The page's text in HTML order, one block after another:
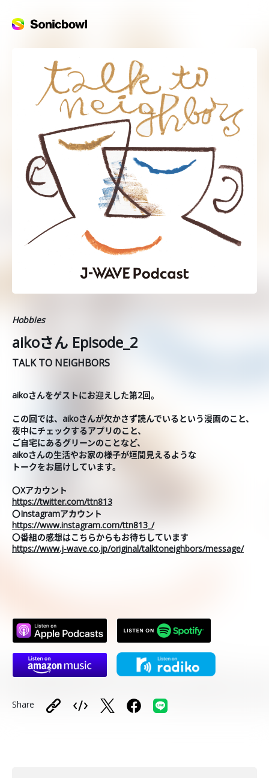
Hobbies
aikoさん Episode_2
TALK TO NEIGHBORS
aikoさんをゲストにお迎えした第2回。
この回では、aikoさんが欠かさず読んでいるという漫画のこと、
夜中にチェックするアプリのこと、
ご自宅にあるグリーンのことなど、
aikoさんの生活やお家の様子が垣間見えるような
トークをお届けしています。
〇Xアカウント
https://twitter.com/ttn813
〇Instagramアカウント
https://www.instagram.com/ttn813_/
〇番組の感想はこちらからもお待ちしています
https://www.j-wave.co.jp/original/talktoneighbors/message/
Share